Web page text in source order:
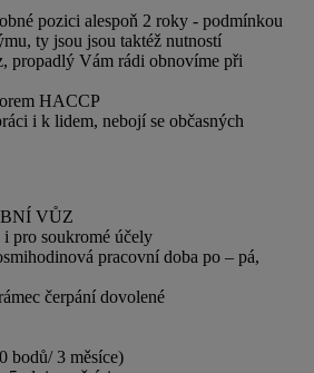
pozici alespoň 2 roky - podmínkou
ty jsou jsou taktéž nutností
propadlý Vám rádi obnovíme při
HACCP
i k lidem, nebojí se občasných
VŮZ
soukromé účely
pracovní doba po – pá,
čerpání dovolené
bodů/ 3 měsíce)